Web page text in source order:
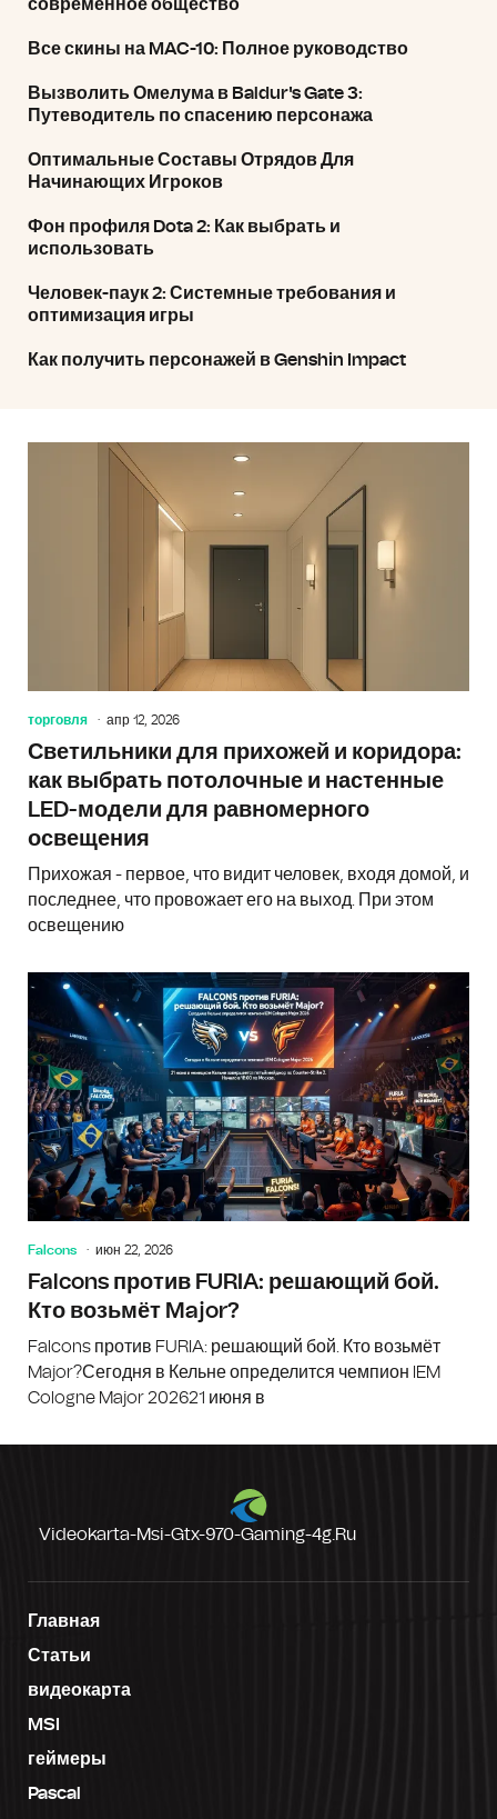
современное общество
Все скины на MAC-10: Полное руководство
Вызволить Омелума в Baldur's Gate 3:
Путеводитель по спасению персонажа
Оптимальные Составы Отрядов Для
Начинающих Игроков
Фон профиля Dota 2: Как выбрать и
использовать
Человек-паук 2: Системные требования и
оптимизация игры
Как получить персонажей в Genshin Impact
торговля апр 12, 2026
Светильники для прихожей и коридора:
как выбрать потолочные и настенные
LED-модели для равномерного
освещения
Прихожая - первое, что видит человек, входя домой, и
последнее, что провожает его на выход. При этом
освещению
Falcons июн 22, 2026
Falcons против FURIA: решающий бой.
Кто возьмёт Major?
Falcons против FURIA: решающий бой. Кто возьмёт
Major?Сегодня в Кельне определится чемпион IEM
Cologne Major 202621 июня в
Videokarta-Msi-Gtx-970-Gaming-4g.ru
Главная
Статьи
видеокарта
MSI
геймеры
Pascal